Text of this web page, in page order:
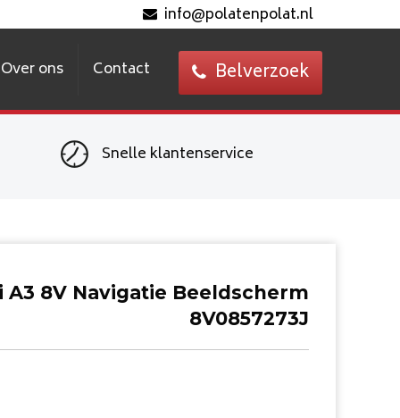
info@polatenpolat.nl
Over ons Contact Belverzoek
Snelle klantenservice
A3 8V Navigatie Beeldscherm
8V0857273J